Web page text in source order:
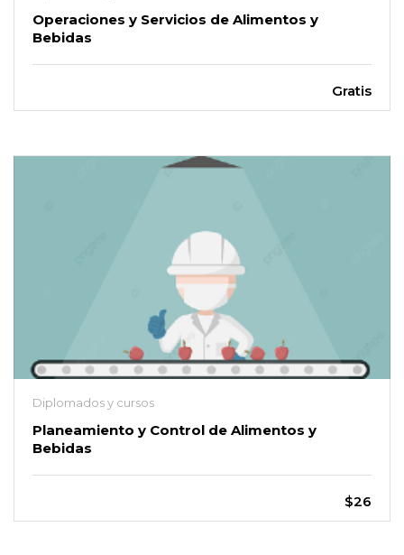
Operaciones y Servicios de Alimentos y
Bebidas
Gratis
Diplomados y cursos
Planeamiento y Control de Alimentos y
Bebidas
$26